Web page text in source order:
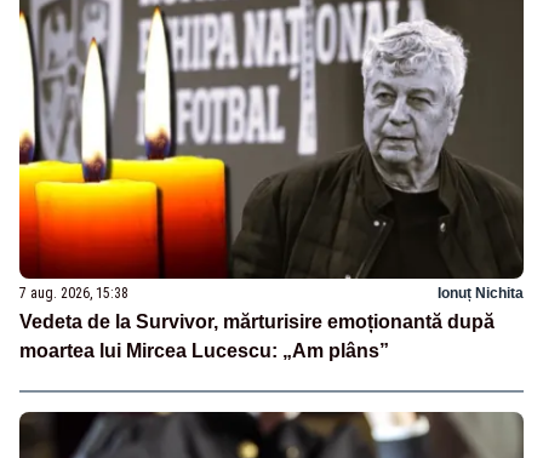
7 aug. 2026, 15:38 Ionuț Nichita
Vedeta de la Survivor, mărturisire emoționantă după
moartea lui Mircea Lucescu: „Am plâns”